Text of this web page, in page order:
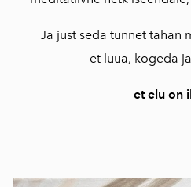
Ja just seda tunnet tahan
et luua, kogeda
et elu on